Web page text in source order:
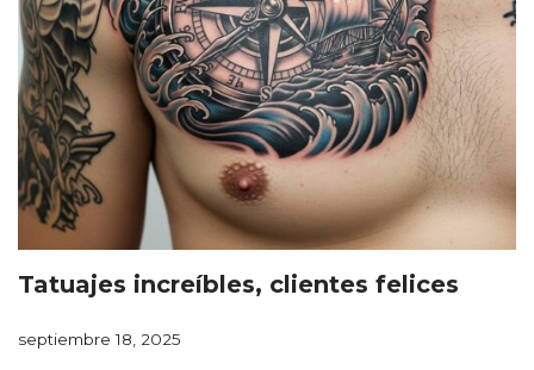
Tatuajes increíbles, clientes felices
septiembre 18, 2025